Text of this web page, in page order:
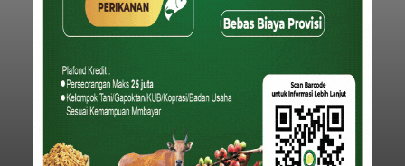
balitribune.co.id I Singaraja - Pemerintah
Kabupaten Buleleng menghentikan aktivitas
Desa Temukus, Kecamatan Banjar, setelah
ditemukan indikasi kegiatan pengambilan
material yang tidak sesuai dengan peruntukan
kawasan.
Buleleng
Submitted by contributoronThu, 08/06/2026 - 20:29